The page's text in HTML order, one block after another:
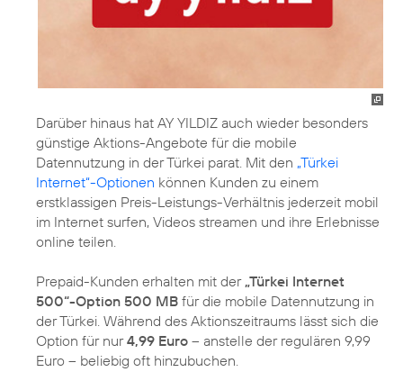
Darüber hinaus hat AY YILDIZ auch wieder besonders
günstige Aktions-Angebote für die mobile
Datennutzung in der Türkei parat. Mit den „Türkei
Internet“-Optionen können Kunden zu einem
erstklassigen Preis-Leistungs-Verhältnis jederzeit mobil
im Internet surfen, Videos streamen und ihre Erlebnisse
online teilen.
Prepaid-Kunden erhalten mit der„Türkei Internet
500“-Option 500 MB für die mobile Datennutzung in
der Türkei. Während des Aktionszeitraums lässt sich die
Option für nur4,99 Euro – anstelle der regulären 9,99
Euro – beliebig oft hinzubuchen.